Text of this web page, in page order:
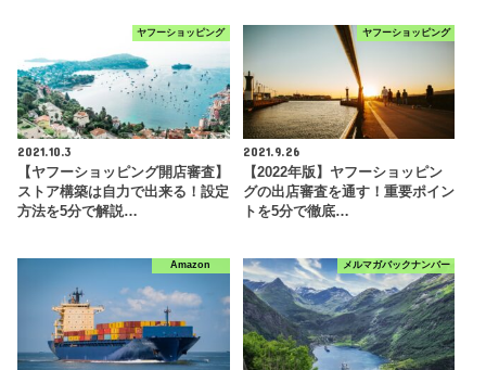
ヤフーショッピング
2021.10.3
【ヤフーショッピング開店審査】
ストア構築は自力で出来る！設定
方法を5分で解説…
ヤフーショッピング
2021.9.26
【2022年版】ヤフーショッピン
グの出店審査を通す！重要ポイン
トを5分で徹底…
Amazon メルマガバックナンバー